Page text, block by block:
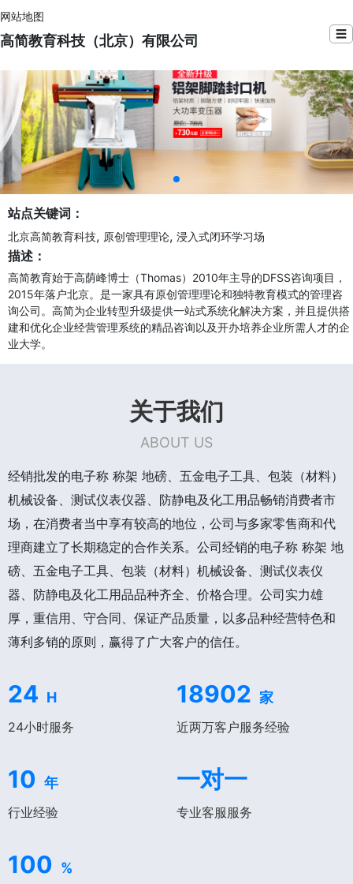
网站地图
高简教育科技（北京）有限公司 ☰
站点关键词：
北京高简教育科技, 原创管理理论, 浸入式闭环学习场
描述：
高简教育始于高荫峰博士（Thomas）2010年主导的DFSS咨询项目，
2015年落户北京。是一家具有原创管理理论和独特教育模式的管理咨
询公司。高简为企业转型升级提供一站式系统化解决方案，并且提供搭
建和优化企业经营管理系统的精品咨询以及开办培养企业所需人才的企
业大学。
关于我们
ABOUT US
经销批发的电子称 称架 地磅、五金电子工具、包装（材料）
机械设备、测试仪表仪器、防静电及化工用品畅销消费者市
场，在消费者当中享有较高的地位，公司与多家零售商和代
理商建立了长期稳定的合作关系。公司经销的电子称 称架 地
磅、五金电子工具、包装（材料）机械设备、测试仪表仪
器、防静电及化工用品品种齐全、价格合理。公司实力雄
厚，重信用、守合同、保证产品质量，以多品种经营特色和
薄利多销的原则，赢得了广大客户的信任。
24 H
24小时服务
18902 家
近两万客户服务经验
10 年
行业经验
一对一
专业客服服务
100 %